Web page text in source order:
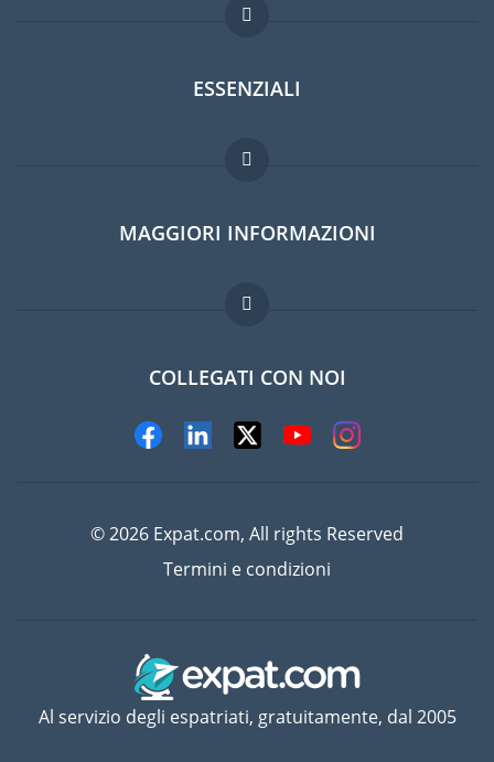
ESSENZIALI
Forum per expat
Guida per expat
Lavori all'estero
MAGGIORI INFORMAZIONI
Domande frequenti
COLLEGATI CON NOI
© 2026 Expat.com, All rights Reserved
Termini e condizioni
Al servizio degli espatriati, gratuitamente, dal 2005